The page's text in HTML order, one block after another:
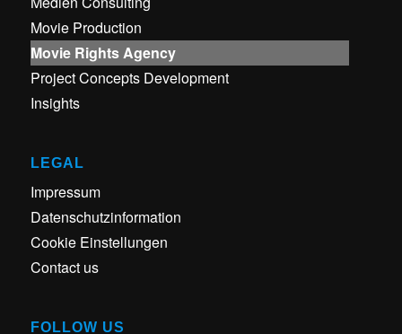
Movie Production
Movie Rights Agency
Project Concepts Development
Insights
LEGAL
Impressum
Datenschutzinformation
Cookie Einstellungen
Contact us
FOLLOW US